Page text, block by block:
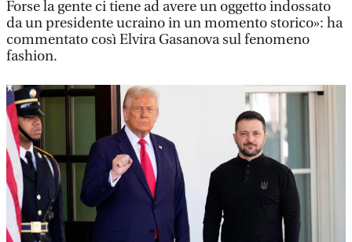
Forse la gente ci tiene ad avere un oggetto indossato
da un presidente ucraino in un momento storico»: ha
commentato così Elvira Gasanova sul fenomeno
fashion.